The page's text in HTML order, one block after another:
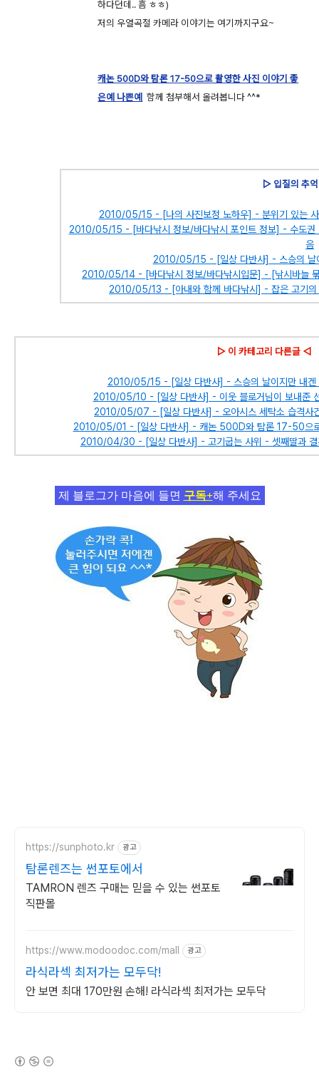
하다던데.. 흠 ㅎㅎ)
저의 우열곡절 카메라 이야기는 여기까지구요~
캐논 500D와 탐론 17-50으로 촬영한 사진 이야기 좋
은예 나쁜예 함께 첨부해서 올려봅니다 ^^*
▷ 입질의 추
2010/05/15 - [나의 사진보정 노하우] - 분위기 있는 사
2010/05/15 - [바다낚시 정보/바다낚시 포인트 정보] - 수도권
음
2010/05/15 - [일상 다반사] - 스승의 날
2010/05/14 - [바다낚시 정보/바다낚시입문] - [낚시바늘
2010/05/13 - [아내와 함께 바다낚시] - 잡은 고기의
▷ 이 카테고리 다른글 ◁
2010/05/15 - [일상 다반사] - 스승의 날이지만 내겐
2010/05/10 - [일상 다반사] - 이웃 블로거님이 보내준
2010/05/07 - [일상 다반사] - 오아시스 세탁소 습격사
2010/05/01 - [일상 다반사] - 캐논 500D와 탐론 17-50으로
2010/04/30 - [일상 다반사] - 고기굽는 사위 - 셋째딸과 결
제 블로그가 마음에 들면 구독+해 주세요
https://sunphoto.kr 광고
탐론렌즈는 썬포토에서
TAMRON 렌즈 구매는 믿을 수 있는 썬포토
직판몰
https://www.modoodoc.com/mall 광고
라식라섹 최저가는 모두닥!
안 보면 최대 170만원 손해! 라식라섹 최저가는 모두닥